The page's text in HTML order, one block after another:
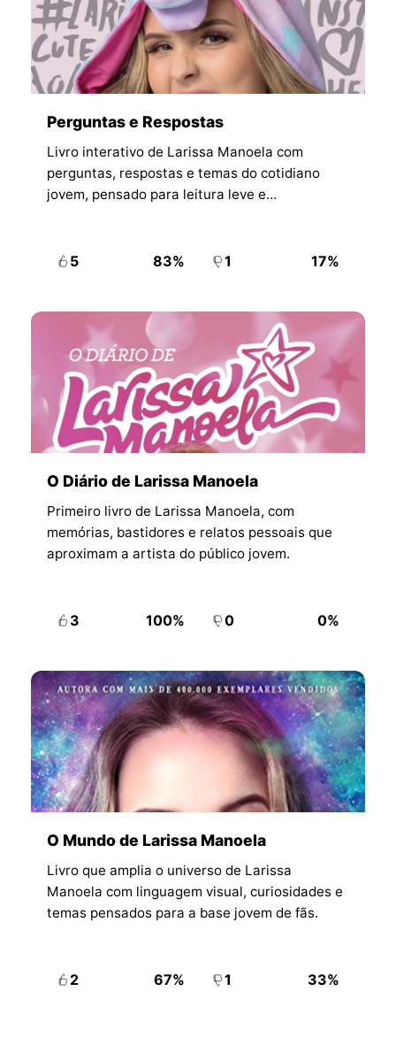
Perguntas e Respostas
Livro interativo de Larissa Manoela com
perguntas, respostas e temas do cotidiano
jovem, pensado para leitura leve e
5 83% 1 17%
O Diário de Larissa Manoela
Primeiro livro de Larissa Manoela, com
memórias, bastidores e relatos pessoais que
aproximam a artista do público jovem.
3 100% 0 0%
O Mundo de Larissa Manoela
Livro que amplia o universo de Larissa
Manoela com linguagem visual, curiosidades e
temas pensados para a base jovem de fãs.
2 67% 1 33%